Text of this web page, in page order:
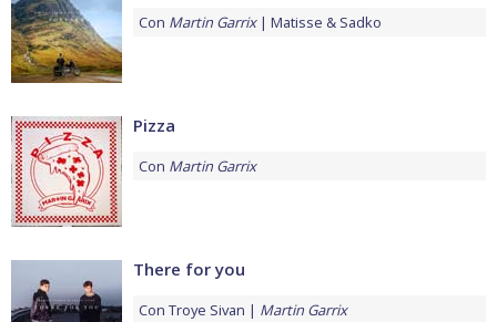
Con Martin Garrix Matisse & Sadko
Pizza
Con Martin Garrix
There for you
Con Troye Sivan Martin Garrix